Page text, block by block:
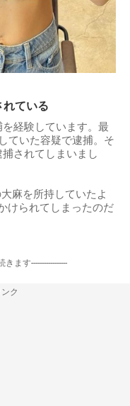
ている
経験しています。最
ていた容疑で逮捕。そ
されてしまいまし
麻を所持していたよ
けられてしまったのだ
ます-----------------
ク